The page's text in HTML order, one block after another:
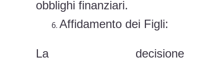
obblighi finanziari.
Affidamento dei Figli:
La decisione